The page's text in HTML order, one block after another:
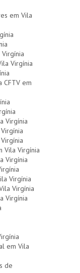
em Vila
Virgínia
CFTV em
Virgínia
Vila Virgínia
Virgínia
Virgínia
Virgínia
Virgínia
em Vila
de